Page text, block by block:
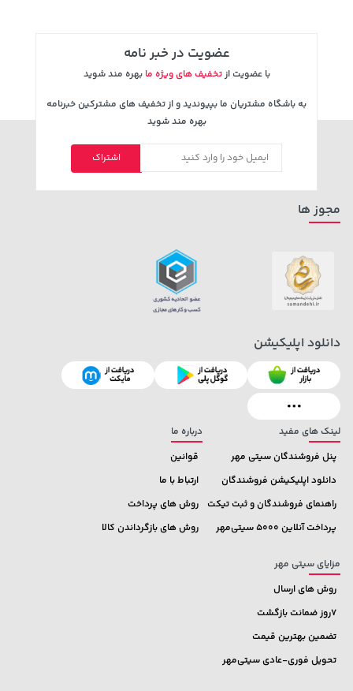
خرید
238,000 تومان
289,900
عضویت در خبر نامه
با عضویت ازتخفیف های ویژه ما بهره مند شوید
به باشگاه مشتریان ما بپیوندید و از تخفیف های مشترکین خبرنامه
بهره مند شوید
اشتراک
لینک های مفید
پنل فروشندگان سیتی مهر
دانلود اپلیکیشن فروشندگان
راهنمای فروشندگان و ثبت تیکت
پرداخت آنلاین 5000 سیتی‌مهر
درباره ما
قوانین
ارتباط با ما
روش های پرداخت
روش های بازگرداندن کالا
مزایای سیتی مهر
روش های ارسال
7روز ضمانت بازگشت
تضمین بهترین قیمت
تحویل فوری-عادی سیتی‌مهر
مجوز ها
دانلود اپلیکیشن